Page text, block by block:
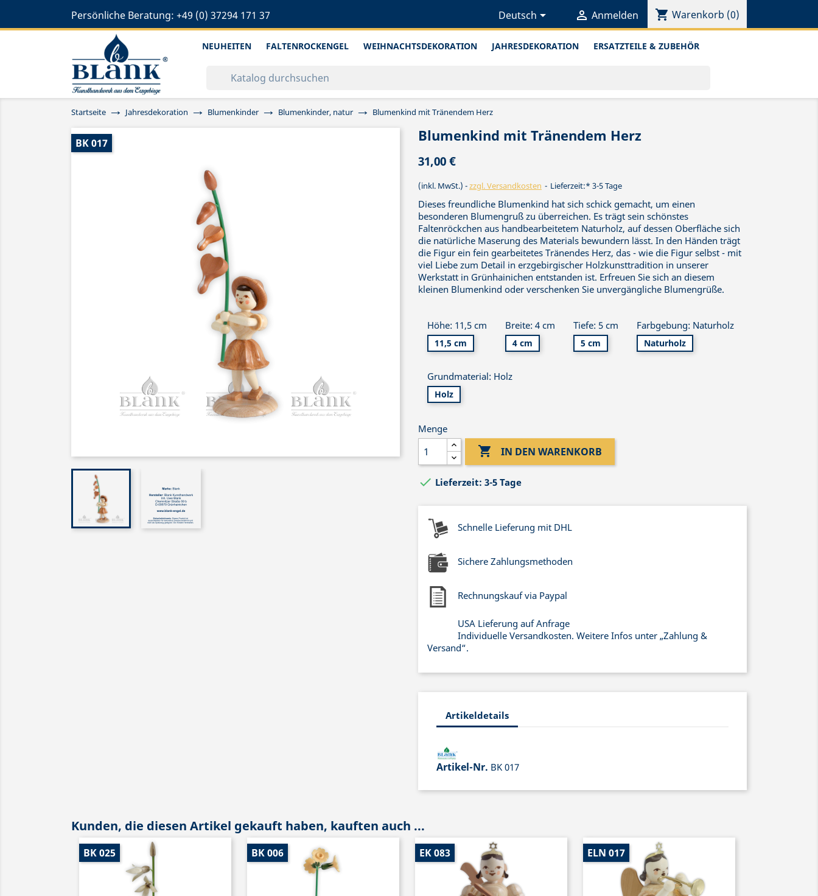
Persönliche Beratung: +49 (0) 37294 171 37 Deutsch  Anmelden shopping_cart Warenkorb (0)
NEUHEITEN FALTENROCKENGEL WEIHNACHTSDEKORATION JAHRESDEKORATION ERSATZTEILE & ZUBEHÖR
Startseite Jahresdekoration Blumenkinder Blumenkinder, natur Blumenkind mit Tränendem Herz
BK 017 Blumenkind mit Tränendem Herz
31,00 €
(inkl. MwSt.) zzgl. Versandkosten Lieferzeit:* 3-5 Tage
Dieses freundliche Blumenkind hat sich schick gemacht, um einen
besonderen Blumengruß zu überreichen. Es trägt sein schönstes
Faltenröckchen aus handbearbeitetem Naturholz, auf dessen Oberfläche sich
die natürliche Maserung des Materials bewundern lässt. In den Händen trägt
die Figur ein fein gearbeitetes Tränendes Herz, das - wie die Figur selbst - mit
viel Liebe zum Detail in erzgebirgischer Holzkunsttradition in unserer
Werkstatt in Grünhainichen entstanden ist. Erfreuen Sie sich an diesem
kleinen Blumenkind oder verschenken Sie unvergängliche Blumengrüße.
Höhe: 11,5 cm
11,5 cm
Breite: 4 cm
4 cm
Tiefe: 5 cm
5 cm
Farbgebung: Naturholz
Naturholz
Grundmaterial: Holz
Holz
Menge
 IN DEN WARENKORB
 Lieferzeit: 3-5 Tage
Schnelle Lieferung mit DHL
Sichere Zahlungsmethoden
Rechnungskauf via Paypal
USA Lieferung auf Anfrage
Individuelle Versandkosten. Weitere Infos unter „Zahlung &
Versand“.
Artikeldetails
Artikel-Nr. BK 017
Kunden, die diesen Artikel gekauft haben, kauften auch ...
BK 025 BK 006 EK 083 ELN 017